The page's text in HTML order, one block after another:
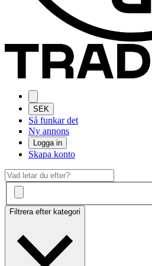
SEK
Så funkar det
Ny annons
Logga in
Skapa konto
Filtrera efter kategori